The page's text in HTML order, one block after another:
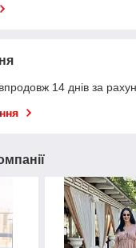
14 днів за